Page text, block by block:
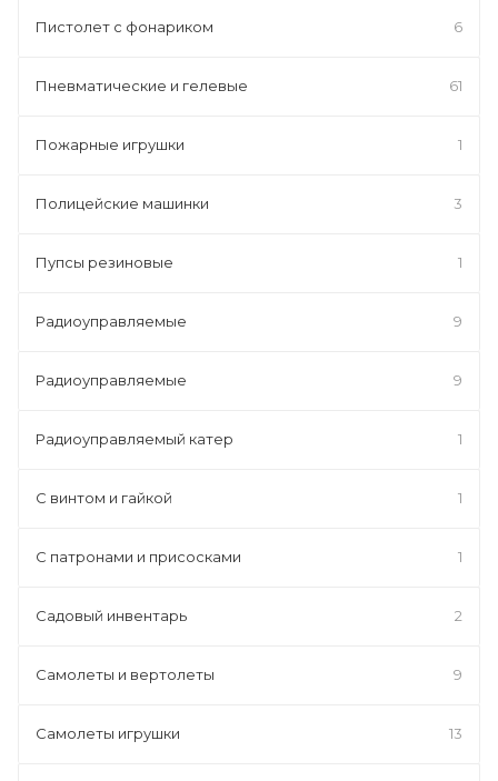
Пистолет с фонариком 6
Пневматические и гелевые 61
Пожарные игрушки 1
Полицейские машинки 3
Пупсы резиновые 1
Радиоуправляемые 9
Радиоуправляемые 9
Радиоуправляемый катер 1
С винтом и гайкой 1
С патронами и присосками 1
Садовый инвентарь 2
Самолеты и вертолеты 9
Самолеты игрушки 13